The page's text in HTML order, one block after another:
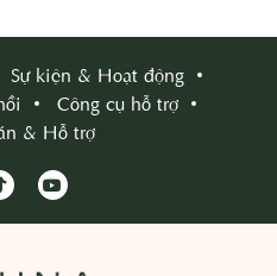
Sự kiện & Hoạt động
Công cụ hỗ trợ
& Hỗ trợ